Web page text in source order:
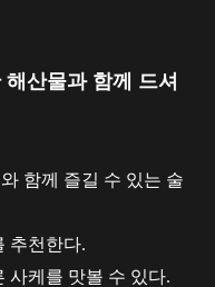
산물과 함께 드셔
함께 즐길 수 있는 술
추천한다.
사케를 맛볼 수 있다.